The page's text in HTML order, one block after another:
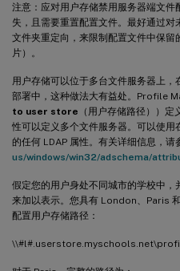
注意：应对用户存储禁用服务器端文
失，且需要重置配置文件。最好通过
文件夹重定向，来限制配置文件中保
片）。
用户存储可以位于多台文件服务器上
部署中，这种做法大有益处。Profile
to user store （用户存储路径））
性可以定义多个文件服务器。可以使
的任何 LDAP 属性。有关详细信息，请
us/windows/win32/adschema/
假定您的用户身处不同城市的学校中，
来加以表示。您具有 London、Paris
配置用户存储路径：